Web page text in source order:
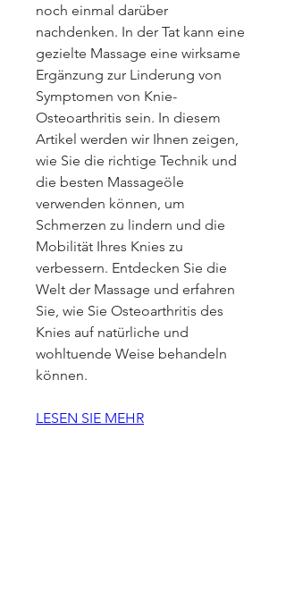
noch einmal darüber
nachdenken. In der Tat kann eine
gezielte Massage eine wirksame
Ergänzung zur Linderung von
Symptomen von Knie-
Osteoarthritis sein. In diesem
Artikel werden wir Ihnen zeigen,
wie Sie die richtige Technik und
die besten Massageöle
verwenden können, um
Schmerzen zu lindern und die
Mobilität Ihres Knies zu
verbessern. Entdecken Sie die
Welt der Massage und erfahren
Sie, wie Sie Osteoarthritis des
Knies auf natürliche und
wohltuende Weise behandeln
können.
LESEN SIE MEHR